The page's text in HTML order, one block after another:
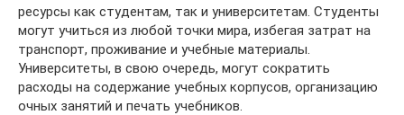
ресурсы как студентам, так и университетам. Студенты
могут учиться из любой точки мира, избегая затрат на
транспорт, проживание и учебные материалы.
Университеты, в свою очередь, могут сократить
расходы на содержание учебных корпусов, организацию
очных занятий и печать учебников.